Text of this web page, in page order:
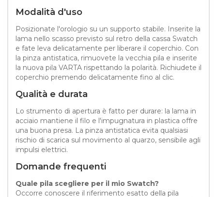
Modalità d'uso
Posizionate l'orologio su un supporto stabile. Inserite la
lama nello scasso previsto sul retro della cassa Swatch
e fate leva delicatamente per liberare il coperchio. Con
la pinza antistatica, rimuovete la vecchia pila e inserite
la nuova pila VARTA rispettando la polarità. Richiudete il
coperchio premendo delicatamente fino al clic.
Qualità e durata
Lo strumento di apertura è fatto per durare: la lama in
acciaio mantiene il filo e l'impugnatura in plastica offre
una buona presa. La pinza antistatica evita qualsiasi
rischio di scarica sul movimento al quarzo, sensibile agli
impulsi elettrici.
Domande frequenti
Quale pila scegliere per il mio Swatch?
Occorre conoscere il riferimento esatto della pila